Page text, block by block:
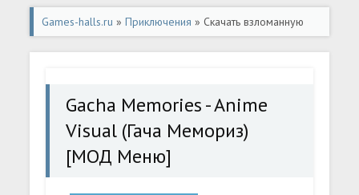
Games-halls.ru »Приключения » Скачать взломанную
Gacha Memories - Anime Visual (Гача Мемориз) [МОД
Gacha Memories - Anime
Visual (Гача Мемориз)
[МОД Меню]